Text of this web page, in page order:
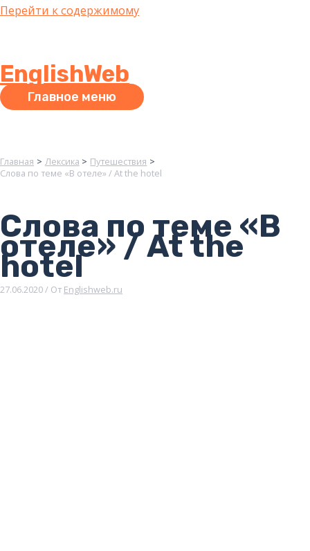
Перейти к содержимому
EnglishWeb
Главное меню
Главная Лексика
Путешествия
Слова по теме «В отеле» / At the hotel
Слова по теме «В
отеле» / At the
hotel
27.06.2020/ От Englishweb.ru